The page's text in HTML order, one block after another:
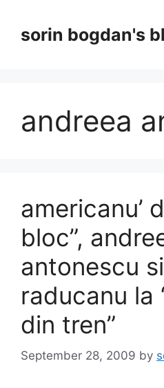
contentsorin bogdan's
andreea
americanu’
bloc”,
antonescu
raducanu la
din tren”
September 28, 2009 by